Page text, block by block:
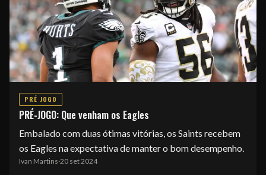
PRÉ JOGO
PRÉ-JOGO: Que venham os Eagles
Embalado com duas ótimas vitórias, os Saints recebem
os Eagles na expectativa de manter o bom desempenho.
Ivan Martins·20 set 2024